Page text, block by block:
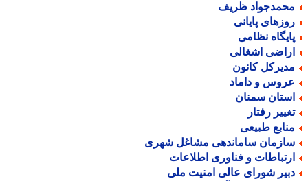
ظریف
پایانی
نظامی
اشغالی
کانون
و داماد
سمنان
رفتار
طبیعی
ساماندهی مشاغل شهری
و فناوری اطلاعات
شورای عالی امنیت ملی